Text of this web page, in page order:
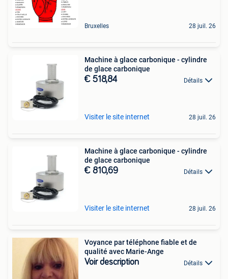
Bruxelles 28 juil. 26
Machine à glace carbonique - cylindre
de glace carbonique
€ 518,84 Détails
Visiter le site internet 28 juil. 26
Machine à glace carbonique - cylindre
de glace carbonique
€ 810,69 Détails
Visiter le site internet 28 juil. 26
Voyance par téléphone fiable et de
qualité avec Marie-Ange
Voir description Détails